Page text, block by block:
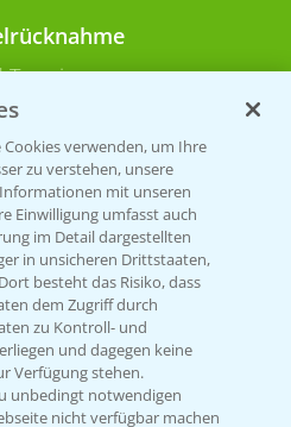
Termine
entsorgen
Termine
564 1
verwenden, um Ihre
zu verstehen, unsere
mit unseren
Einwilligung umfasst auch
im Detail dargestellten
in unsicheren Drittstaaten,
besteht das Risiko, dass
dem Zugriff durch
zu Kontroll- und
und dagegen keine
Verfügung stehen.
unbedingt notwendigen
nicht verfügbar machen